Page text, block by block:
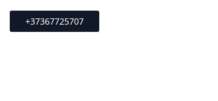
+37367725707